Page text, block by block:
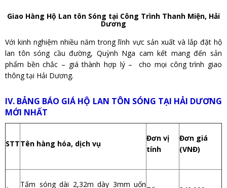
Giao Hàng Hộ Lan tôn Sóng tại Công Trình Thanh Miện, Hải
Dương
Với kinh nghiệm nhiều năm trong lĩnh vực sản xuất và lắp đặt hộ
lan tôn sóng cầu đường, Quỳnh Nga cam kết mang đến sản
phẩm bền chắc – giá thành hợp lý – cho mọi công trình giao
thông tại Hải Dương.
IV. BẢNG BÁO GIÁ HỘ LAN TÔN SÓNG TẠI HẢI DƯƠNG
MỚI NHẤT
STTTên hàng hóa, dịch vụ
Đơn vị
tính
Đơn giá
(VNĐ)
Tấm sóng dài 2,32m dày 3mm uốn